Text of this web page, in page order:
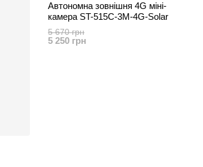
Автономна зовнішня 4G міні-
камера ST-515C-3M-4G-Solar
5 670 грн
5 250 грн